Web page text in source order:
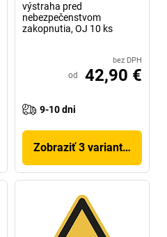
výstraha pred
nebezpečenstvom
zakopnutia, OJ 10 ks
bez DPH
od 42,90 €
9-10 dni
Zobraziť 3 variantov